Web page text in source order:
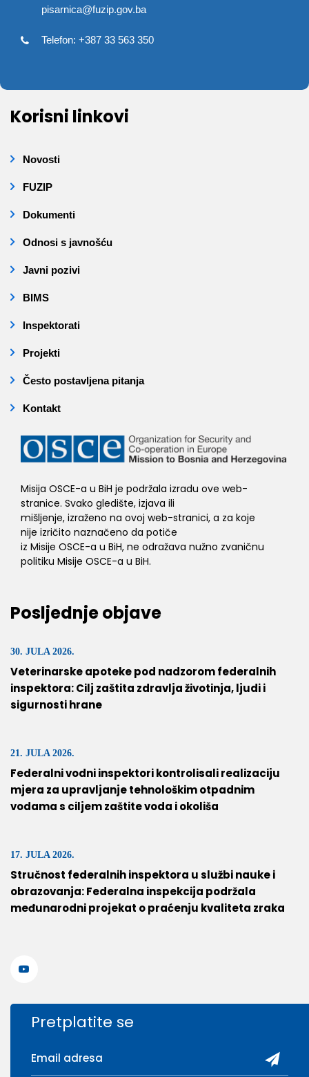
pisarnica@fuzip.gov.ba
Telefon: +387 33 563 350
Korisni linkovi
Novosti
FUZIP
Dokumenti
Odnosi s javnošću
Javni pozivi
BIMS
Inspektorati
Projekti
Često postavljena pitanja
Kontakt
Misija OSCE-a u BiH je podržala izradu ove web-
stranice. Svako gledište, izjava ili
mišljenje, izraženo na ovoj web-stranici, a za koje
nije izričito naznačeno da potiče
iz Misije OSCE-a u BiH, ne odražava nužno zvaničnu
politiku Misije OSCE-a u BiH.
Posljednje objave
30. JULA 2026.
Veterinarske apoteke pod nadzorom federalnih
inspektora: Cilj zaštita zdravlja životinja, ljudi i
sigurnosti hrane
21. JULA 2026.
Federalni vodni inspektori kontrolisali realizaciju
mjera za upravljanje tehnološkim otpadnim
vodama s ciljem zaštite voda i okoliša
17. JULA 2026.
Stručnost federalnih inspektora u službi nauke i
obrazovanja: Federalna inspekcija podržala
međunarodni projekat o praćenju kvaliteta zraka
Pretplatite se